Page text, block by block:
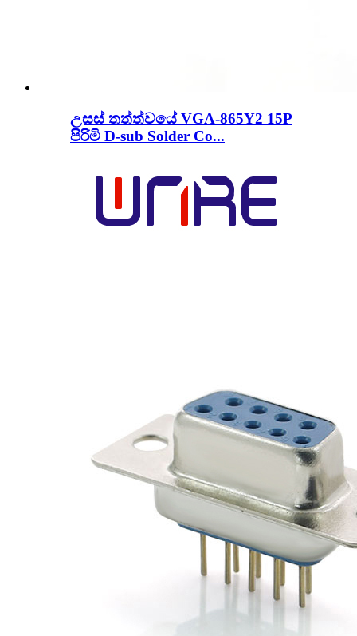
උසස් තත්ත්වයේ VGA-865Y2 15P
පිරිමි D-sub Solder Co...